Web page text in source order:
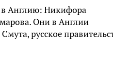
в Англию: Никифора
Они в Англии
русское